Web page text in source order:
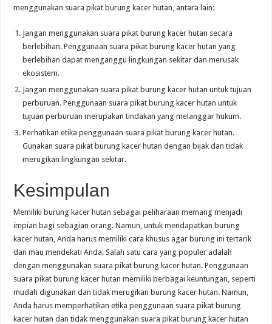
menggunakan suara pikat burung kacer hutan, antara lain:
Jangan menggunakan suara pikat burung kacer hutan secara
berlebihan. Penggunaan suara pikat burung kacer hutan yang
berlebihan dapat menganggu lingkungan sekitar dan merusak
ekosistem.
Jangan menggunakan suara pikat burung kacer hutan untuk tujuan
perburuan. Penggunaan suara pikat burung kacer hutan untuk
tujuan perburuan merupakan tindakan yang melanggar hukum.
Perhatikan etika penggunaan suara pikat burung kacer hutan.
Gunakan suara pikat burung kacer hutan dengan bijak dan tidak
merugikan lingkungan sekitar.
Kesimpulan
Memiliki burung kacer hutan sebagai peliharaan memang menjadi
impian bagi sebagian orang. Namun, untuk mendapatkan burung
kacer hutan, Anda harus memiliki cara khusus agar burung ini tertarik
dan mau mendekati Anda. Salah satu cara yang populer adalah
dengan menggunakan suara pikat burung kacer hutan. Penggunaan
suara pikat burung kacer hutan memiliki berbagai keuntungan, seperti
mudah digunakan dan tidak merugikan burung kacer hutan. Namun,
Anda harus memperhatikan etika penggunaan suara pikat burung
kacer hutan dan tidak menggunakan suara pikat burung kacer hutan